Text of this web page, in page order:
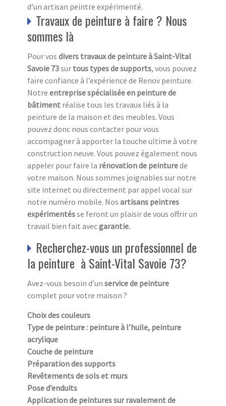
d’un artisan peintre expérimenté.
Travaux de peinture à faire ? Nous
sommes là
Pour vos divers travaux de peinture à Saint-Vital
Savoie 73sur tous types de supports, vous pouvez
faire confiance à l’expérience de Renov peinture.
Notre entreprise spécialisée en peinture de
bâtiment réalise tous les travaux liés à la
peinture de la maison et des meubles. Vous
pouvez donc nous contacter pour vous
accompagner à apporter la touche ultime à votre
construction neuve. Vous pouvez également nous
appeler pour faire la rénovation de peinturede
votre maison. Nous sommes joignables sur notre
site internet ou directement par appel vocal sur
notre numéro mobile. Nos artisans peintres
expérimentésse feront un plaisir de vous offrir un
travail bien fait avecgarantie.
Recherchez-vous un professionnel de
la peinture à Saint-Vital Savoie 73?
Avez-vous besoin d’un service de peinture
complet pour votre maison ?
Choix des couleurs
Type de peinture : peinture à l’huile, peinture
acrylique
Couche de peinture
Préparation des supports
Revêtements de sols et murs
Pose d’enduits
Application de peintures sur ravalement de